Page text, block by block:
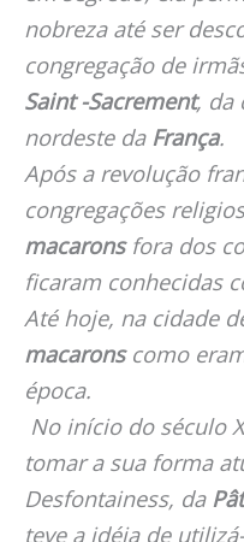
nobreza até ser
congregação de
Saint -Sacrement, da
nordeste da França.
Após a revolução
congregações
macaronsfora dos
ficaram conhecidas
Até hoje, na cidade
macaronscomo
época.
No início do século
tomar a sua forma
Desfontainess, da
teve a idéia de